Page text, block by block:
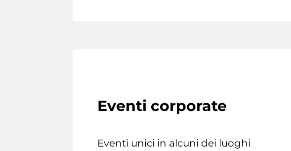
Eventi corporate
Eventi unici in alcuni dei luoghi